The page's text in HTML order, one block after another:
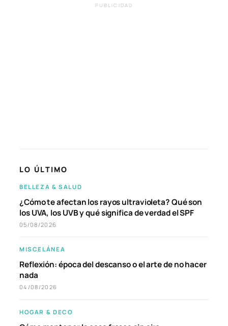
PUBLICIDAD
LO ÚLTIMO
BELLEZA & SALUD
¿Cómo te afectan los rayos ultravioleta? Qué son
los UVA, los UVB y qué significa de verdad el SPF
05/08/2026
MISCELÁNEA
Reflexión: época del descanso o el arte de no hacer
nada
04/08/2026
HOGAR & DECO